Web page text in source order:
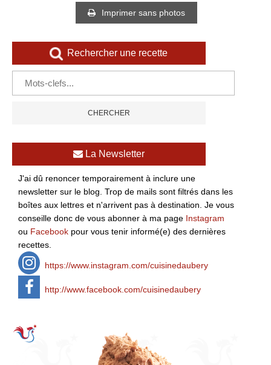
Imprimer sans photos
Rechercher une recette
La Newsletter
J'ai dû renoncer temporairement à inclure une
newsletter sur le blog. Trop de mails sont filtrés dans les
boîtes aux lettres et n'arrivent pas à destination. Je vous
conseille donc de vous abonner à ma page Instagram
ou Facebook pour vous tenir informé(e) des dernières
recettes.
https://www.instagram.com/cuisinedaubery
http://www.facebook.com/cuisinedaubery